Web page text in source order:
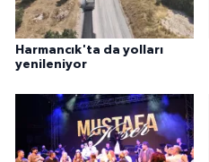
Harmancık'ta da yolları
yenileniyor